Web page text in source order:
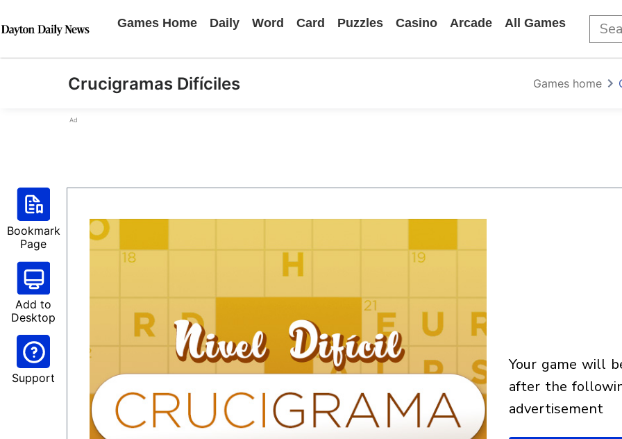
Games Home Daily Word Card Puzzles Casino Arcade All Games
Crucigramas Difíciles Games home
Ad
Bookmark
Page
Add to
Desktop
Support
your game will begin
after the
advertisement